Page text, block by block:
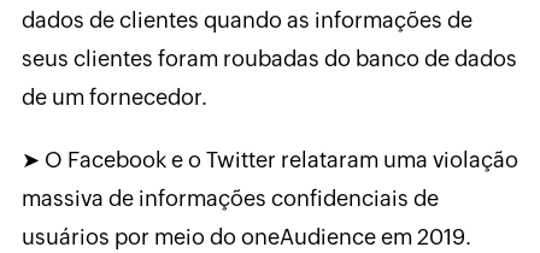
dados de clientes quando as informações de
seus clientes foram roubadas do banco de dados
de um fornecedor.
➤ O Facebook e o Twitter relataram uma violação
massiva de informações confidenciais de
usuários por meio do oneAudience em 2019.